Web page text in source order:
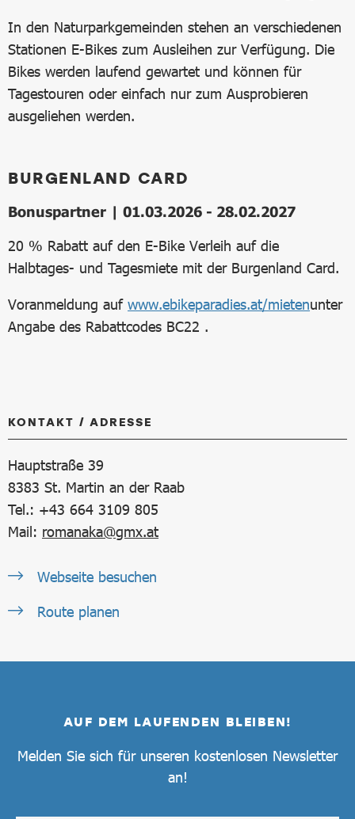
In den Naturparkgemeinden stehen an verschiedenen
Stationen E-Bikes zum Ausleihen zur Verfügung. Die
Bikes werden laufend gewartet und können für
Tagestouren oder einfach nur zum Ausprobieren
ausgeliehen werden.
BURGENLAND CARD
Bonuspartner | 01.03.2026 - 28.02.2027
20 % Rabatt auf den E-Bike Verleih auf die
Halbtages- und Tagesmiete mit der Burgenland Card.
Voranmeldung auf www.ebikeparadies.at/mietenunter
Angabe des Rabattcodes BC22 .
KONTAKT / ADRESSE
Hauptstraße 39
8383 St. Martin an der Raab
Tel.: +43 664 3109 805
Mail: romanaka@gmx.at
Webseite besuchen
Route planen
AUF DEM LAUFENDEN BLEIBEN!
Melden Sie sich für unseren kostenlosen Newsletter
an!